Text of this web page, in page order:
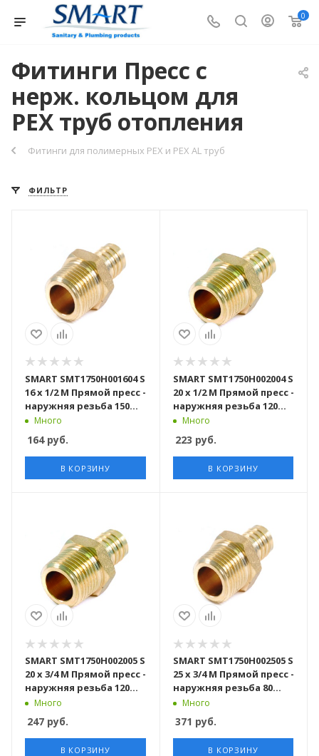
0
Фитинги Пресс с
нерж. кольцом для
PEX труб отопления
Фитинги для полимерных PEX и PEX AL труб
ФИЛЬТР
SMART SMT1750H001604 S
16 x 1/2 M Прямой пресс -
наружняя резьба 150
штук в упаковке
Много
164руб.
В КОРЗИНУ
SMART SMT1750H002004 S
20 x 1/2 M Прямой пресс -
наружняя резьба 120
штук в упаковке
Много
223 руб.
В КОРЗИНУ
SMART SMT1750H002005 S
20 x 3/4 M Прямой пресс -
наружняя резьба 120
штук в упаковке
Много
247 руб.
В КОРЗИНУ
SMART SMT1750H002505 S
25 x 3/4 M Прямой пресс -
наружняя резьба 80
штук в упаковке
Много
371 руб.
В КОРЗИНУ